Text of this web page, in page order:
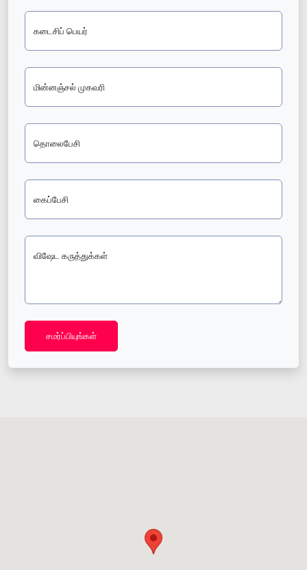
கடைசிப் பெயர்
மின்னஞ்சல் முகவரி
தொலைபேசி
கைப்பேசி
விஷேட கருத்துக்கள்
சமர்ப்பியுங்கள்